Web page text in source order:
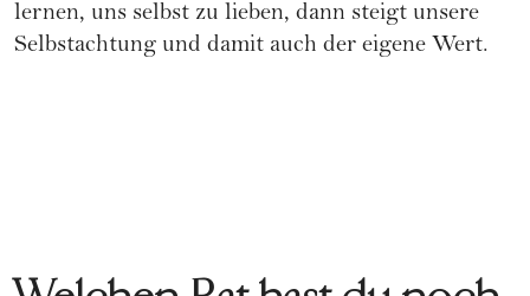
lernen, uns selbst zu lieben, dann steigt unsere
Selbstachtung und damit auch der eigene Wert.